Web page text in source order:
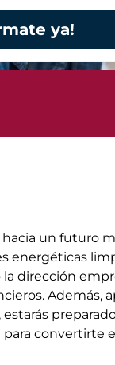
ya!
un futuro
energéticas
dirección
Además,
convertirte